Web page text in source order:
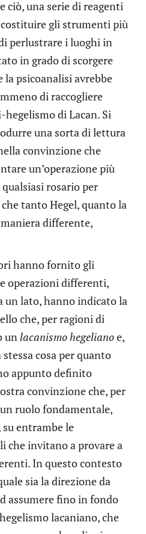
ciò, una serie di reagenti
gli strumenti più
perlustrare i luoghi in
in grado di scorgere
la psicoanalisi avrebbe
di raccogliere
di Lacan. Si
una sorta di lettura
convinzione che
un’operazione più
rosario per
tanto Hegel, quanto la
differente,
hanno fornito gli
operazioni differenti,
un lato, hanno indicato la
che, per ragioni di
unlacanismo hegelianoe,
cosa per quanto
appunto definito
convinzione che, per
ruolo fondamentale,
entrambe le
che invitano a provare a
In questo contesto
sia la direzione da
assumere fino in fondo
lacaniano, che